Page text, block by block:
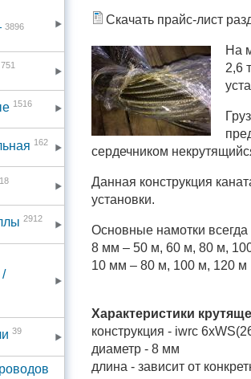
3896
751
1516
162
2912
39
Скачать прайс-лист
На
2,6
сердечником
Данная конструкция
установки.
Основные намотки
8 мм – 50 м, 60 м, 80 м,
10 мм – 80 м, 100 м, 120 м
Характеристики
конструкция - iwrc
диаметр - 8 мм
длина - зависит от